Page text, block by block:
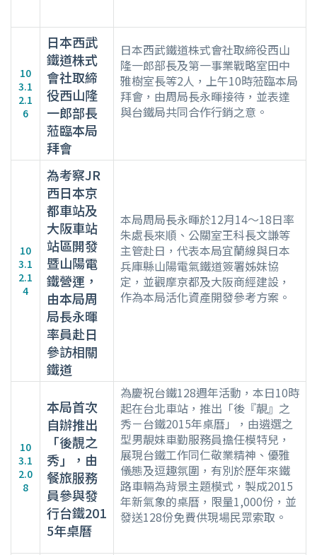
10
3.1
2.1
6
日本西武
鐵道株式
會社取締
役西山隆
一郎部長
蒞臨本局
拜會
日本西武鐵道株式會社取締役西山
隆一郎部長及第一事業戰略室田中
雅樹室長等2人，上午10時蒞臨本局
拜會，由周局長永暉接待，並表達
與台鐵局共同合作行銷之意。
10
3.1
2.1
4
為考察JR
西日本京
都車站及
大阪車站
站區開發
暨山陽電
鐵營運，
由本局周
局長永暉
率員赴日
參訪相關
鐵道
本局周局長永暉於12月14～18日率
朱處長來順、公關室王科長文謙等
主管赴日，代表本局宜蘭線與日本
兵庫縣山陽電氣鐵道簽署姊妹協
定，並觀摩京都及大阪商經建設，
作為本局活化資產開發參考方案。
10
3.1
2.0
8
本局首次
自辦推出
「後靚之
秀」，由
餐旅服務
員參與發
行台鐵201
5年桌曆
為慶祝台鐵128週年活動，本日10時
起在台北車站，推出「後『靚』之
秀－台鐵2015年桌曆」，由遴選之
型男靚妹車勤服務員擔任模特兒，
展現台鐵工作同仁敬業精神、優雅
儀態及逗趣氛圍，有別於歷年來鐵
路車輛為背景主題模式，製成2015
年新氣象的桌曆，限量1,000份，並
發送128份免費供現場民眾索取。